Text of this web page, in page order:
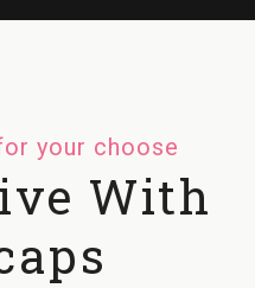
your choose
With